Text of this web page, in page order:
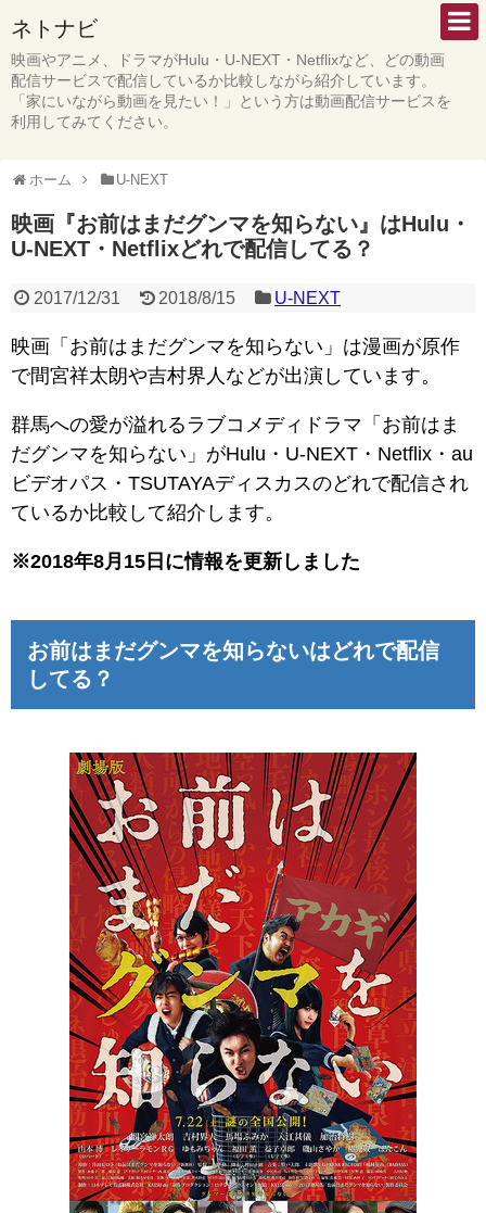
ネトナビ
映画やアニメ、ドラマがHulu・U-NEXT・Netflixなど、どの動画
配信サービスで配信しているか比較しながら紹介しています。
「家にいながら動画を見たい！」という方は動画配信サービスを
利用してみてください。
ホーム U-NEXT
映画『お前はまだグンマを知らない』はHulu・
U-NEXT・Netflixどれで配信してる？
2017/12/31 2018/8/15 U-NEXT
映画「お前はまだグンマを知らない」は漫画が原作
で間宮祥太朗や吉村界人などが出演しています。
群馬への愛が溢れるラブコメディドラマ「お前はま
だグンマを知らない」がHulu・U-NEXT・Netflix・au
ビデオパス・TSUTAYAディスカスのどれで配信され
ているか比較して紹介します。
※2018年8月15日に情報を更新しました
お前はまだグンマを知らないはどれで配信
してる？